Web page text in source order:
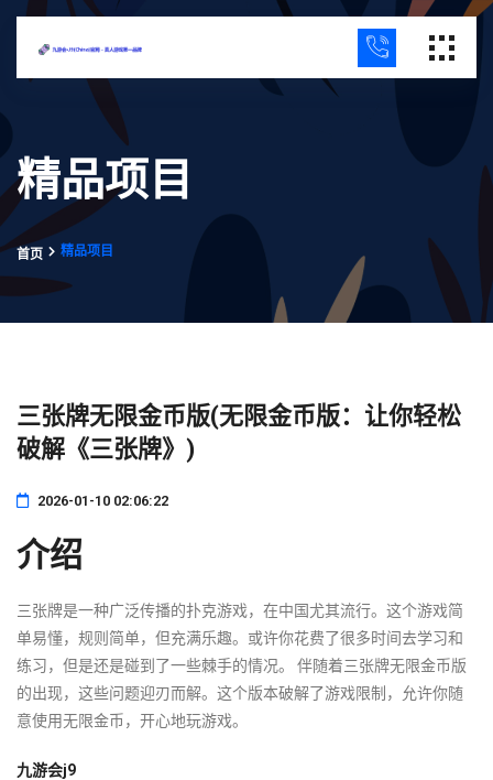
精品项目
首页 精品项目
三张牌无限金币版(无限金币版：让你轻松
破解《三张牌》)
2026-01-10 02:06:22
介绍
三张牌是一种广泛传播的扑克游戏，在中国尤其流行。这个游戏简
单易懂，规则简单，但充满乐趣。或许你花费了很多时间去学习和
练习，但是还是碰到了一些棘手的情况。 伴随着三张牌无限金币版
的出现，这些问题迎刃而解。这个版本破解了游戏限制，允许你随
意使用无限金币，开心地玩游戏。
九游会j9